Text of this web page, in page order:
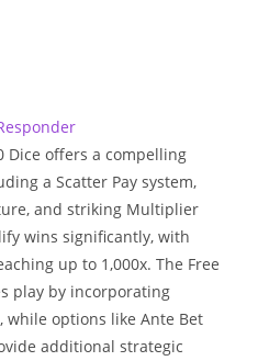
Dice offers a compelling
a Scatter Pay system,
and striking Multiplier
wins significantly, with
up to 1,000x. The Free
play by incorporating
options like Ante Bet
additional strategic